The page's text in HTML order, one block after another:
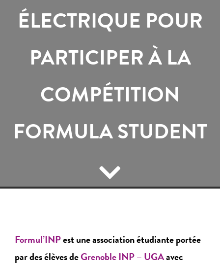
ÉLECTRIQUE POUR
PARTICIPER À LA
COMPÉTITION
FORMULA STUDENT
Formul’INPest une association étudiante portée
par des élèves deGrenoble INP – UGAavec